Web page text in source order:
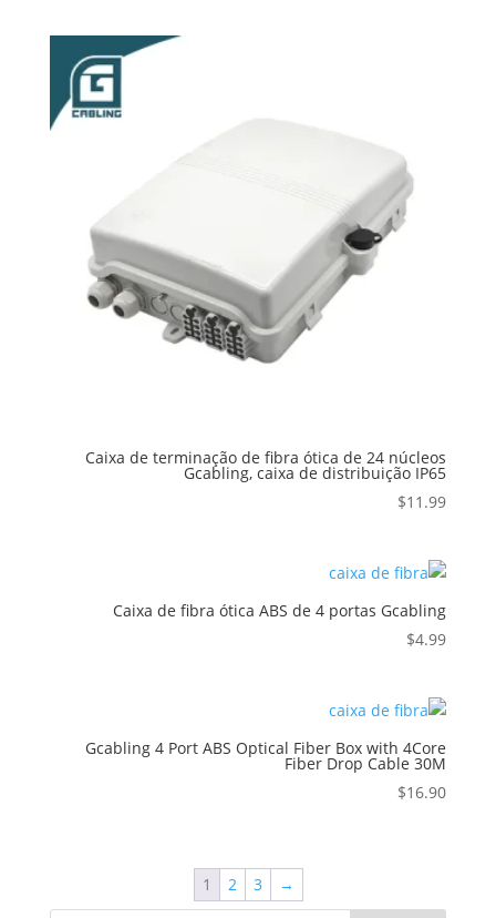
Caixa de terminação de fibra ótica de 24 núcleos
Gcabling, caixa de distribuição IP65
$11.99
Caixa de fibra ótica ABS de 4 portas Gcabling
$4.99
Gcabling 4 Port ABS Optical Fiber Box with 4Core
Fiber Drop Cable 30M
$16.90
1 2 3 →